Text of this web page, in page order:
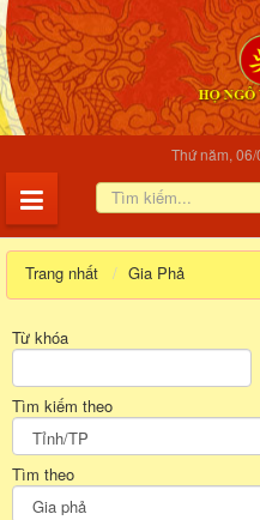
Thứ năm,
Trang nhất Gia Phả
Từ khóa
Tìm kiếm theo
Tìm theo